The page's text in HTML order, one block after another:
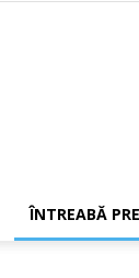
ÎNTREABĂ